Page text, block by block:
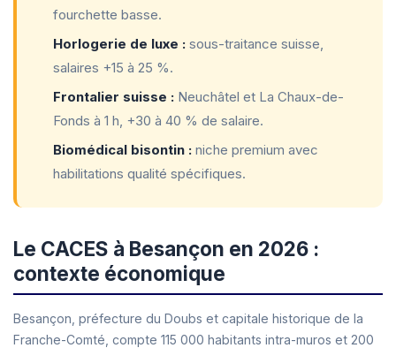
fourchette basse.
Horlogerie de luxe : sous-traitance suisse,
salaires +15 à 25 %.
Frontalier suisse : Neuchâtel et La Chaux-de-
Fonds à 1 h, +30 à 40 % de salaire.
Biomédical bisontin : niche premium avec
habilitations qualité spécifiques.
Le CACES à Besançon en 2026 :
contexte économique
Besançon, préfecture du Doubs et capitale historique de la
Franche-Comté, compte 115 000 habitants intra-muros et 200